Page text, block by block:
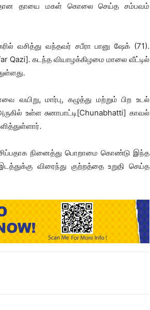
தாயை மகள் கொலை செய்த சம்பவம்
வசித்து வந்தவர் சபீரா பானு ஷேக் (71).
Qazi]. கடந்த வியாழக்கிழமை மாலை வீட்டில்
மார்பு, கழுத்து மற்றும் பிற உடல்
உள்ள சுனாபாட்டி[Chunabhatti] காவல்
நினைத்து பொறாமை கொண்டு இந்த
விரைந்து குற்றத்தை உறுதி செய்த